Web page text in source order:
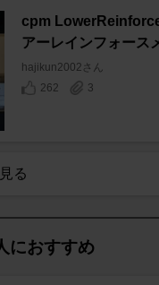
cpm
アーレインフォース
hajikun2002さん
262
3
る
におすすめ